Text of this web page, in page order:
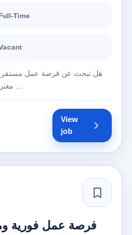
Time
هل تبحث عن فرصة عمل
View
job
فرصة عمل فورية